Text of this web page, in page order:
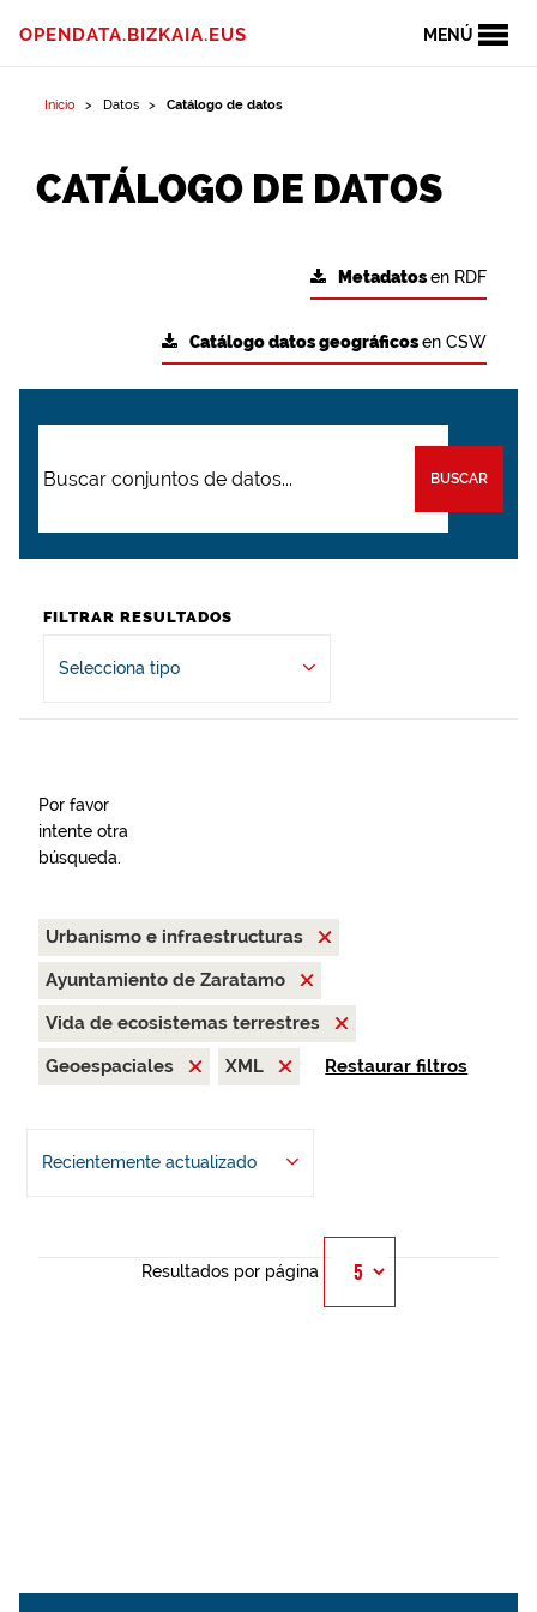
MENÚ
OPENDATA.BIZKAIA.EUS
Inicio Datos Catálogo de datos
CATÁLOGO DE DATOS
Metadatosen RDF
Catálogo datos geográficosen CSW
BUSCAR
FILTRAR RESULTADOS
Selecciona tipo
Por favor
intente otra
búsqueda.
Urbanismo e infraestructuras
Ayuntamiento de Zaratamo
Vida de ecosistemas terrestres
Geoespaciales
XML Restaurar filtros
Recientemente actualizado
Resultados por página